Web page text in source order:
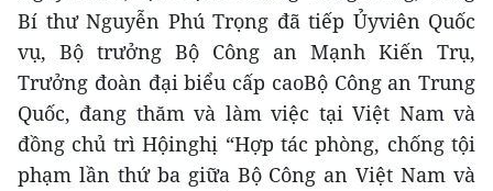
Bí thư Nguyễn Phú Trọng đã tiếp Ủyviên Quốc
vụ, Bộ trưởng Bộ Công an Mạnh Kiến Trụ,
Trưởng đoàn đại biểu cấp caoBộ Công an Trung
Quốc, đang thăm và làm việc tại Việt Nam và
đồng chủ trì Hộinghị “Hợp tác phòng, chống tội
phạm lần thứ ba giữa Bộ Công an Việt Nam và